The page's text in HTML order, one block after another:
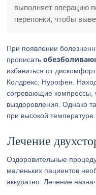
выполняет операцию
перепонки, чтобы
При появлении
прописать
избавиться от
Колдрекс, Нурофен.
согревающие компрессы,
выздоровления. Однако
при высокой температуре.
Лечение
Оздоровительные
маленьких пациентов
аккуратно. Лечение